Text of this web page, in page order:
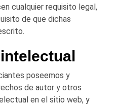
cualquier requisito legal,
de que dichas
poseemos y
de autor y otros
en el sitio web, y